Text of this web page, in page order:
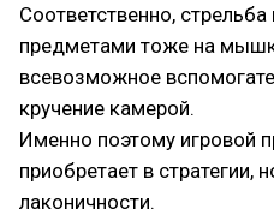
Соответственно,
предметами тоже на
всевозможное
кручение камерой.
Именно поэтому игровой
приобретает в стратегии,
лаконичности.